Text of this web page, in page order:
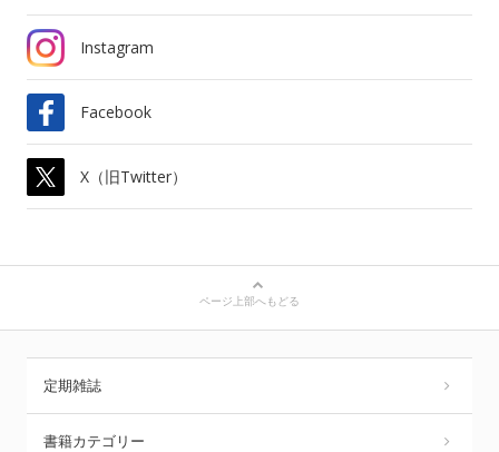
Instagram
Facebook
X（旧Twitter）
ページ上部へもどる
定期雑誌
書籍カテゴリー